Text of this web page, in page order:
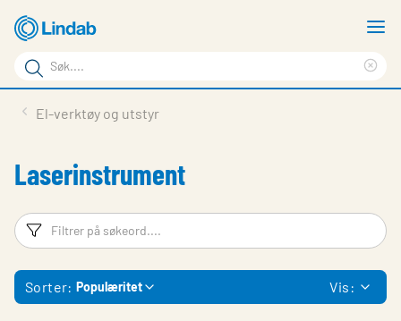
hovedinnhold
Søkeord
Søk
på
Last ned
Om Lindab
Bærekraft
Kontakt oss
El-verktøy og utstyr
Laserinstrument
Filtreringsord
Sorter: Populæritet Vis: